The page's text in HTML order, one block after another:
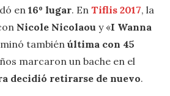
en 16º lugar. En Tiflis 2017, la
Nicole Nicolaou y «I Wanna
también última con 45
marcaron un bache en el
decidió retirarse de nuevo.